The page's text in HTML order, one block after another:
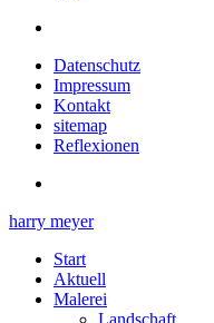
Datenschutz
Impressum
Kontakt
sitemap
Reflexionen
harry meyer
Start
Aktuell
Malerei
Landschaft